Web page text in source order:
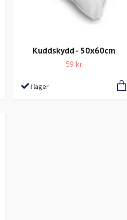
Kuddskydd - 50x60cm
59 kr
I lager